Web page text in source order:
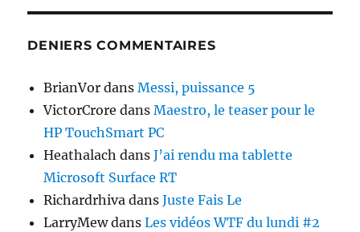
DENIERS COMMENTAIRES
BrianVor dansMessi, puissance 5
VictorCrore dansMaestro, le teaser pour le
HP TouchSmart PC
Heathalach dansJ’ai rendu ma tablette
Microsoft Surface RT
Richardrhiva dansJuste Fais Le
LarryMewdansLes vidéos WTF du lundi #2